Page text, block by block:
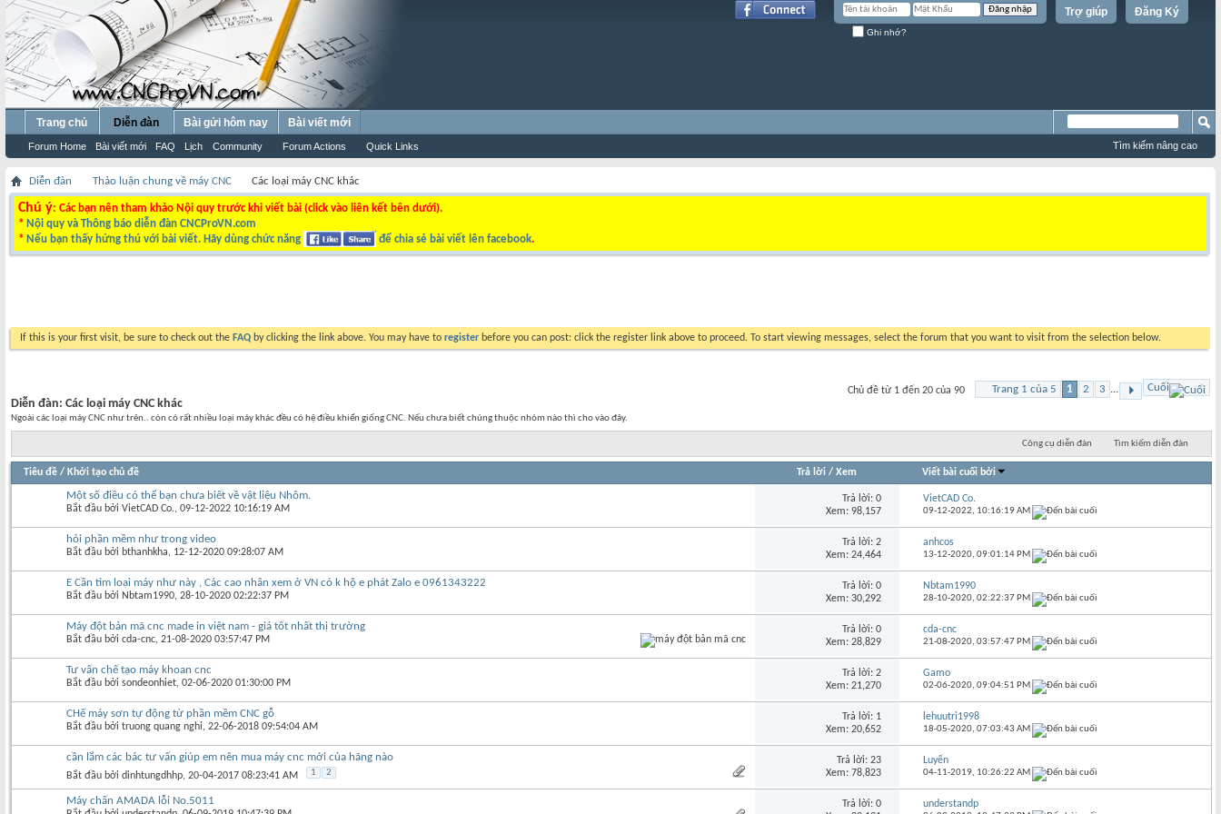
Đăng Ký
Trợ giúp
Ghi nhớ?
Trang chủ Diễn đàn
Forum Home Bài viết mới FAQ Lịch Community Forum Actions Quick Links
Bài gửi hôm nay Bài viết mới
Tìm kiếm nâng cao
Diễn đàn Thảo luận chung về máy CNC Các loại máy CNC khác
Chú ý: Các bạn nên tham khảo Nội quy trước khi viết bài (click vào liên kết bên dưới).
* Nội quy và Thông báo diễn đàn CNCProVN.com
* Nếu bạn thấy hứng thú với bài viết. Hãy dùng chức năng để chia sẻ bài viết lên facebook.
If this is your first visit, be sure to check out the FAQ by clicking the link above. You may have to register before you can post: click the register link above to proceed. To start viewing messages, select the forum that you want to visit from the selection below.
Trang 1 của 5 1 2 3 ... Cuối
Chủ đề từ 1 đến 20 của 90
Diễn đàn: Các loại máy CNC khác
Ngoài các loại máy CNC như trên.. còn có rất nhiều loại máy khác đều có hệ điều khiển giống CNC. Nếu chưa biết chúng thuộc nhóm nào thì cho vào đây.
Công cụ diễn đàn Tìm kiếm diễn đàn
Tiêu đề / Khởi tạo chủ đề Trả lời/ Xem Viết bài cuối bởi
Một số điều có thể bạn chưa biết về vật liệu Nhôm.
Bắt đầu bởi VietCAD Co.‎, 09-12-2022 10:16:19 AM
Trả lời: 0
Xem: 98,157
VietCAD Co.
09-12-2022, 10:16:19 AM
hỏi phần mềm như trong video
Bắt đầu bởi bthanhkha‎, 12-12-2020 09:28:07 AM
Trả lời: 2
Xem: 24,464
anhcos
13-12-2020,09:01:14 PM
E Cần tìm loại máy như này , Các cao nhân xem ở VN có k hộ e phát Zalo e 0961343222
Bắt đầu bởi Nbtam1990‎, 28-10-2020 02:22:37 PM
Trả lời: 0
Xem: 30,292
Nbtam1990
28-10-2020,02:22:37 PM
Máy đột bản mã cnc made in việt nam - giá tốt nhất thị trường
Bắt đầu bởi cda-cnc‎, 21-08-2020 03:57:47 PM
Trả lời: 0
Xem: 28,829
cda-cnc
21-08-2020,03:57:47 PM
Tư vấn chế tạo máy khoan cnc
Bắt đầu bởi sondeonhiet‎, 02-06-2020 01:30:00 PM
Trả lời: 2
Xem: 21,270
Gamo
02-06-2020,09:04:51 PM
CHế máy sơn tự động từ phần mềm CNC gỗ
Bắt đầu bởi truong quang nghi‎, 22-06-2018 09:54:04 AM
Trả lời: 1
Xem: 20,652
lehuutri1998
18-05-2020,07:03:43 AM
cần lắm các bác tư vấn giúp em nên mua máy cnc mới của hãng nào
Bắt đầu bởi dinhtungdhhp‎, 20-04-2017 08:23:41 AM 1 2
Trả lời: 23
Xem: 78,823
Luyến
04-11-2019, 10:26:22 AM
Máy chấn AMADA lỗi No.5011
Trả lời: 0
understandp